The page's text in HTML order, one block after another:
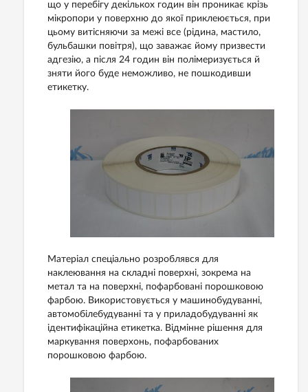
що у перебігу декількох годин він проникає крізь
мікропори у поверхню до якої приклеюється, при
цьому витісняючи за межі все (рідина, мастило,
бульбашки повітря), що заважає йому призвести
адгезію, а після 24 годин він полімеризується й
зняти його буде неможливо, не пошкодивши
етикетку.
Матеріал спеціально розроблявся для
наклеювання на складні поверхні, зокрема на
метал та на поверхні, пофарбовані порошковою
фарбою. Використовується у машинобудуванні,
автомобілебудуванні та у приладобудуванні як
ідентифікаційна етикетка. Відмінне рішення для
маркування поверхонь, пофарбованих
порошковою фарбою.